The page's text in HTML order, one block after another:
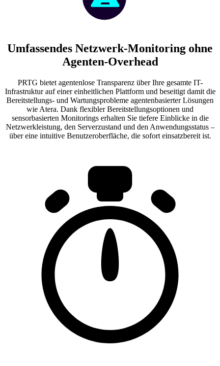
Umfassendes Netzwerk-Monitoring ohne
Agenten-Overhead
PRTG bietet agentenlose Transparenz über Ihre gesamte IT-
Infrastruktur auf einer einheitlichen Plattform und beseitigt damit die
Bereitstellungs- und Wartungsprobleme agentenbasierter Lösungen
wie Atera. Dank flexibler Bereitstellungsoptionen und
sensorbasierten Monitorings erhalten Sie tiefere Einblicke in die
Netzwerkleistung, den Serverzustand und den Anwendungsstatus –
über eine intuitive Benutzeroberfläche, die sofort einsatzbereit ist.